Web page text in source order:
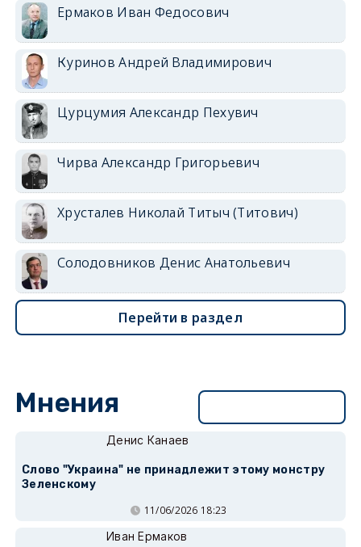
Ермаков Иван Федосович
Куринов Андрей Владимирович
Цурцумия Александр Пехувич
Чирва Александр Григорьевич
Хрусталев Николай Титыч (Титович)
Солодовников Денис Анатольевич
Перейти в раздел
Мнения
Денис Канаев
Слово "Украина" не принадлежит этому монстру
Зеленскому
11/06/2026 18:23
Иван Ермаков